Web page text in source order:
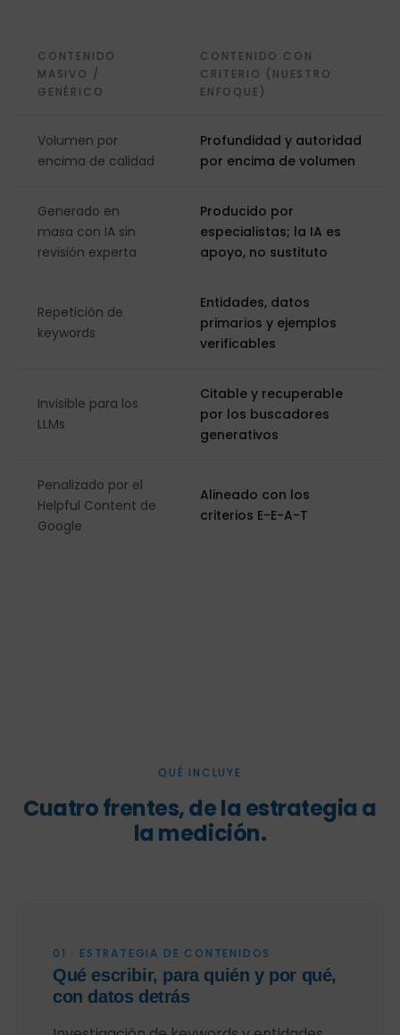
CONTENIDO
MASIVO /
GENÉRICO
CONTENIDO CON
CRITERIO (NUESTRO
ENFOQUE)
Volumen por
encima de calidad
Profundidad y autoridad
por encima de volumen
Generado en
masa con IA sin
revisión experta
Producido por
especialistas; la IA es
apoyo, no sustituto
Repetición de
keywords
Entidades, datos
primarios y ejemplos
verificables
Invisible para los
LLMs
Citable y recuperable
por los buscadores
generativos
Penalizado por el
Helpful Content de
Google
Alineado con los
criterios E-E-A-T
QUÉ INCLUYE
Cuatro frentes, de la estrategia a
la medición.
01 · ESTRATEGIA DE CONTENIDOS
Qué escribir, para quién y por qué,
con datos detrás